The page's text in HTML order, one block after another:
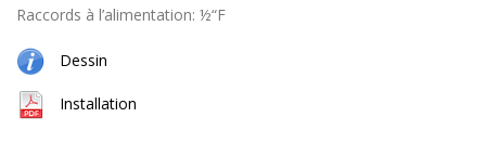
naturel
(cuivre
Raccords à l’alimentation: ½“F
Dessin
Installation